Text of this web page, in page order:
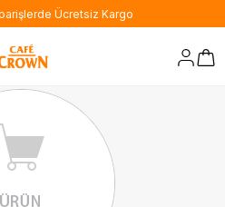
Ücretsiz Kargo